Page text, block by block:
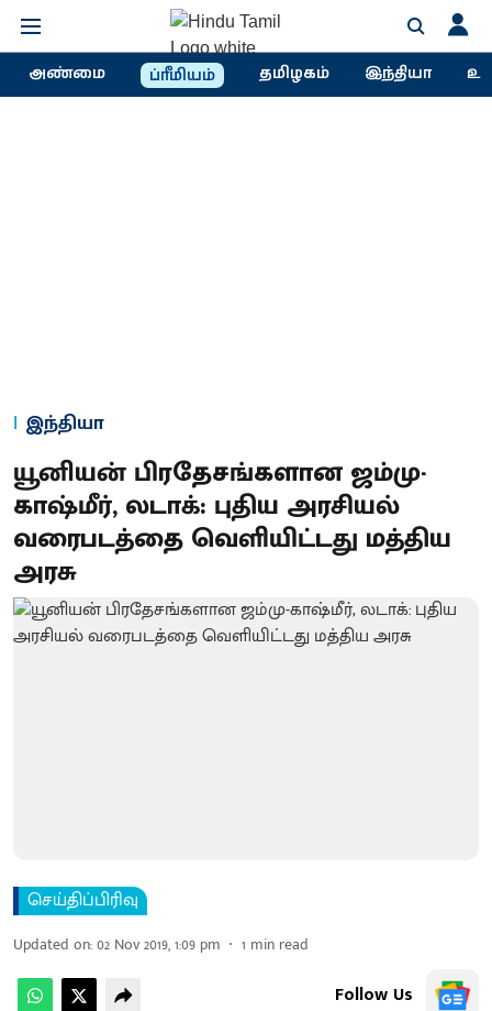
அண்மை ப்ரீமியம் தமிழகம் இந்தியா
இந்தியா
யூனியன் பிரதேசங்களான ஜம்மு-
காஷ்மீர், லடாக்: புதிய அரசியல்
வரைபடத்தை வெளியிட்டது மத்திய
அரசு
செய்திப்பிரிவு
Updated on:02 Nov 2019, 1:09 pm 1 min read
Follow Us